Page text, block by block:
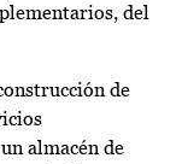
del
de
almacén de